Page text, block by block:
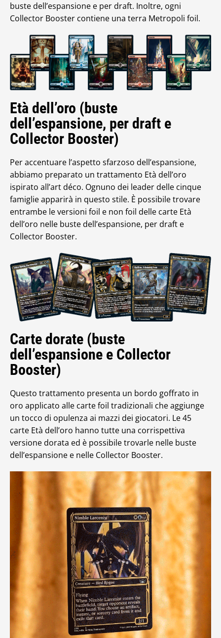
buste dell’espansione e per draft. Inoltre, ogni
Collector Booster contiene una terra Metropoli foil.
Età dell’oro (buste
dell’espansione, per draft e
Collector Booster)
Per accentuare l’aspetto sfarzoso dell’espansione,
abbiamo preparato un trattamento Età dell’oro
ispirato all’art déco. Ognuno dei leader delle cinque
famiglie apparirà in questo stile. È possibile trovare
entrambe le versioni foil e non foil delle carte Età
dell’oro nelle buste dell’espansione, per draft e
Collector Booster.
Carte dorate (buste
dell’espansione e Collector
Booster)
Questo trattamento presenta un bordo goffrato in
oro applicato alle carte foil tradizionali che aggiunge
un tocco di opulenza ai mazzi dei giocatori. Le 45
carte Età dell’oro hanno tutte una corrispettiva
versione dorata ed è possibile trovarle nelle buste
dell’espansione e nelle Collector Booster.